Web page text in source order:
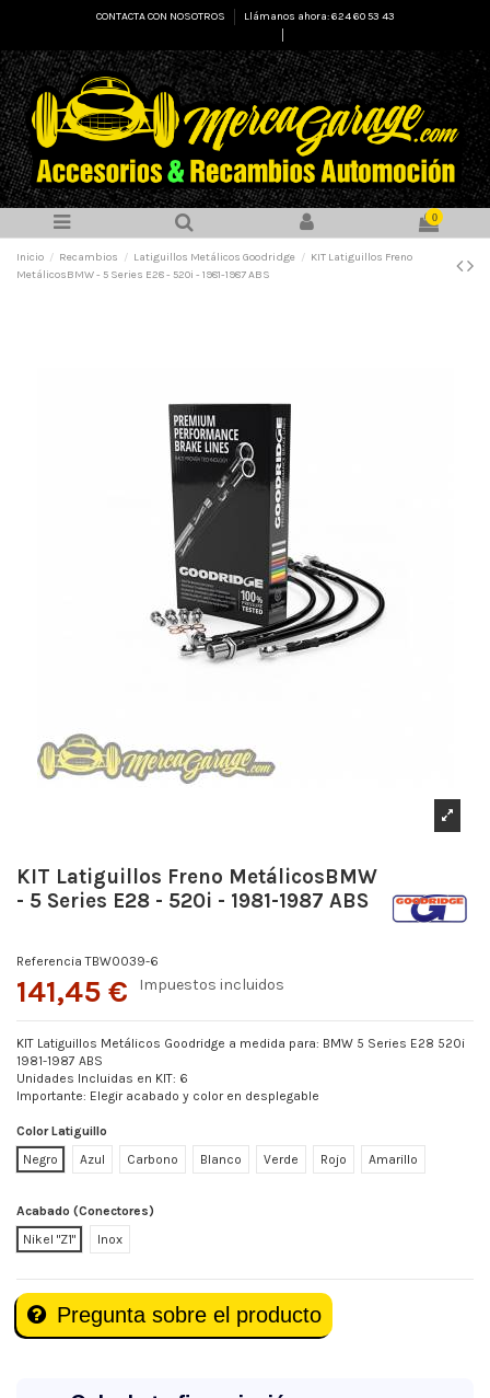
CONTACTA CON NOSOTROS
Llámanos ahora: 624 60 53 43
0
Inicio Recambios Latiguillos Metálicos Goodridge
KIT Latiguillos Freno
MetálicosBMW - 5 Series E28 - 520i - 1981-1987 ABS
KIT Latiguillos Freno MetálicosBMW
- 5 Series E28 - 520i - 1981-1987 ABS
Referencia TBW0039-6
141,45 € Impuestos incluidos
KIT Latiguillos Metálicos Goodridge a medida para: BMW 5 Series E28 520i
1981-1987 ABS
Unidades Incluidas en KIT: 6
Importante: Elegir acabado y color en desplegable
Color Latiguillo
Negro
Azul Carbono Blanco Verde Rojo Amarillo
Acabado (Conectores)
Nikel "Z1"
Inox
Pregunta sobre el producto